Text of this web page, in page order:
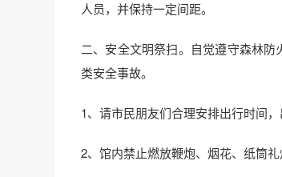
人员，并保持一定间距。
二、安全文明祭扫。自觉遵守森林
类安全事故。
1、请市民朋友们合理安排出行时间
2、馆内禁止燃放鞭炮、烟花、纸筒